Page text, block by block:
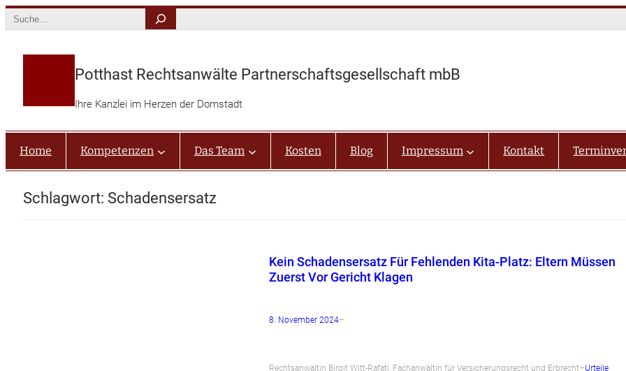
Search
Potthast Rechtsanwälte Partnerschaftsgesellschaft mbB
Ihre Kanzlei im Herzen der Domstadt
Home Kompetenzen Das Team Kosten Blog Impressum Kontakt
Schlagwort: Schadensersatz
Kein Schadensersatz Für Fehlenden Kita-Platz: Eltern Müssen
Zuerst Vor Gericht Klagen
8. November 2024–
Rechtsanwältin Birgit Witt-Rafati, Fachanwältin für Versicherungsrecht und Erbrecht–Urteile